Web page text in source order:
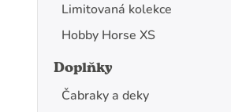
Limitovaná kolekce
Hobby Horse XS
Doplňky
Čabraky a deky